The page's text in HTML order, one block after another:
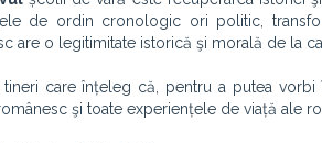
de ordin cronologic ori politic,
are o legitimitate istorică şi morală de la
tineri care înțeleg că, pentru a putea
şi toate experiențele de viață ale